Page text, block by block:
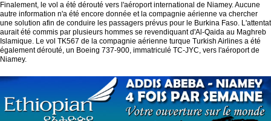
Finalement, le vol a été dérouté vers l'aéroport international de Niamey. Aucune
autre information n'a été encore donnée et la compagnie aérienne va chercher
une solution afin de conduire les passagers prévus pour le Burkina Faso. L'attentat
aurait été commis par plusieurs hommes se revendiquant d'Al-Qaida au Maghreb
Islamique. Le vol TK567 de la compagnie aérienne turque Turkish Airlines a été
également dérouté, un Boeing 737-900, immatriculé TC-JYC, vers l'aéroport de
Niamey.